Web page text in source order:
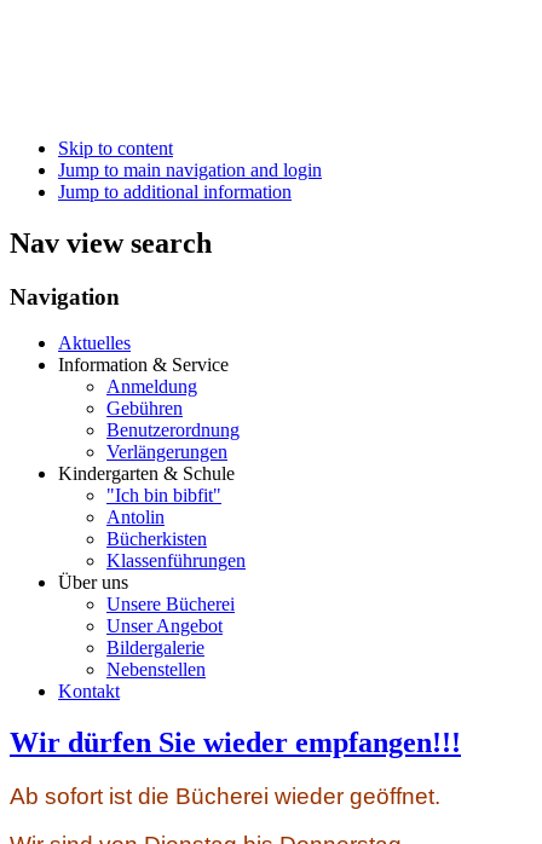
Skip to content
Jump to main navigation and login
Jump to additional information
Nav view search
Navigation
Aktuelles
Information & Service
Anmeldung
Gebühren
Benutzerordnung
Verlängerungen
Kindergarten & Schule
"Ich bin bibfit"
Antolin
Bücherkisten
Klassenführungen
Über uns
Unsere Bücherei
Unser Angebot
Bildergalerie
Nebenstellen
Kontakt
Wir dürfen Sie wieder empfangen!!!
Ab sofort ist die Bücherei wieder geöffnet.